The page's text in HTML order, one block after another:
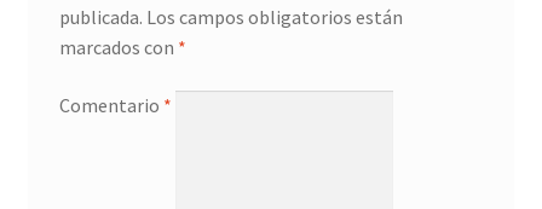
publicada. Los campos obligatorios están
marcados con *
Comentario *